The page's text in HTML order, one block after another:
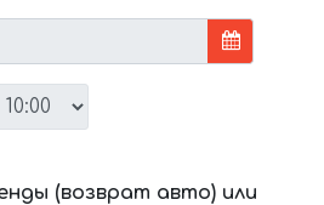
(возврат авто) или